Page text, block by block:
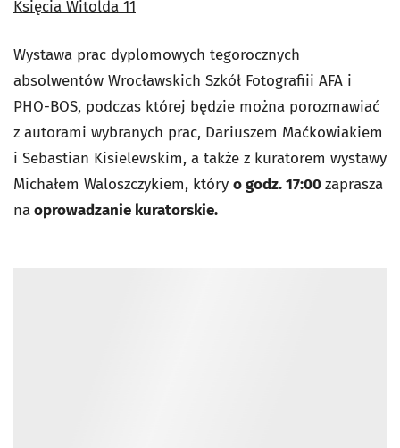
Księcia Witolda 11
Wystawa prac dyplomowych tegorocznych
absolwentów Wrocławskich Szkół Fotografiii AFA i
PHO-BOS, podczas której będzie można porozmawiać
z autorami wybranych prac, Dariuszem Maćkowiakiem
i Sebastian Kisielewskim, a także z kuratorem wystawy
Michałem Waloszczykiem, który o godz. 17:00zaprasza
naoprowadzanie kuratorskie.